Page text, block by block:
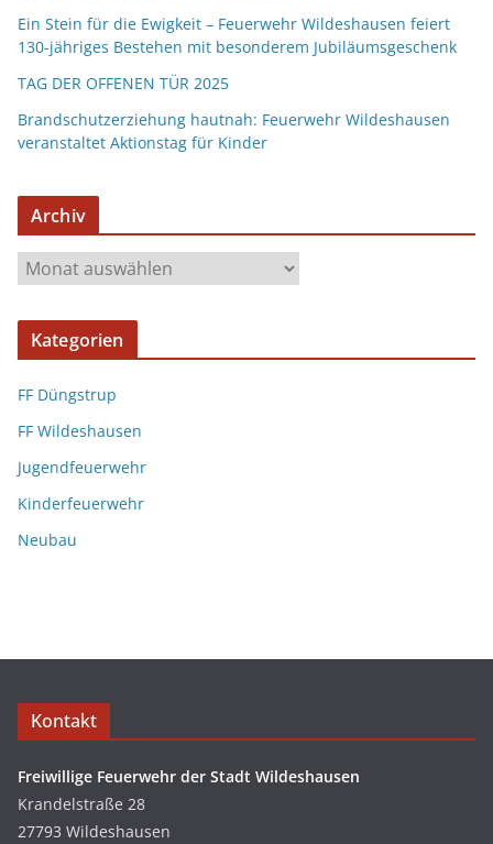
Ein Stein für die Ewigkeit – Feuerwehr Wildeshausen feiert
130-jähriges Bestehen mit besonderem Jubiläumsgeschenk
TAG DER OFFENEN TÜR 2025
Brandschutzerziehung hautnah: Feuerwehr Wildeshausen
veranstaltet Aktionstag für Kinder
Archiv
Kategorien
FF Düngstrup
FF Wildeshausen
Jugendfeuerwehr
Kinderfeuerwehr
Neubau
Kontakt
Freiwillige Feuerwehr der Stadt Wildeshausen
Krandelstraße 28
27793 Wildeshausen